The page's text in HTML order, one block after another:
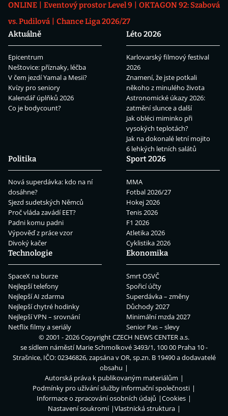
ONLINE
Eventový prostor Level 9
OKTAGON 92: Szabová
vs. Pudilová
Chance Liga 2026/27
Aktuálně
Epicentrum
Neštovice: příznaky, léčba
V čem jezdí Yamal a Mesii?
Kvízy pro seniory
Kalendář úplňků 2026
Co je bodycount?
Léto 2026
Karlovarský filmový festival
2026
Znamení, že jste potkali
někoho z minulého života
Astronomické úkazy 2026:
zatmění slunce a další
Jak obléci miminko při
vysokých teplotách?
Jak na dokonalé letní mojito
6 lehkých letních salátů
Politika
Nová superdávka: kdo na ní
dosáhne?
Sjezd sudetských Němců
Proč vláda zavádí EET?
Padni komu padni
Výpověď z práce vzor
Divoký kačer
Sport 2026
MMA
Fotbal 2026/27
Hokej 2026
Tenis 2026
F1 2026
Atletika 2026
Cyklistika 2026
Technologie
SpaceX na burze
Nejlepší telefony
Nejlepší AI zdarma
Nejlepší chytré hodinky
Nejlepší VPN – srovnání
Netflix filmy a seriály
Ekonomika
Smrt OSVČ
Spořicí účty
Superdávka – změny
Důchody 2027
Minimální mzda 2027
Senior Pas – slevy
© 2001 - 2026 CopyrightCZECH NEWS CENTER a.s.
se sídlem náměstí Marie Schmolkové 3493/1, 100 00 Praha 10 -
Strašnice, IČO: 02346826, zapsána v OR, sp.zn. B 19490 a dodavatelé
obsahu
Autorská práva k publikovaným materiálům
Podmínky pro užívání služby informační společnosti
Informace o zpracování osobních údajů
Cookies
Nastavení soukromí
Vlastnická struktura